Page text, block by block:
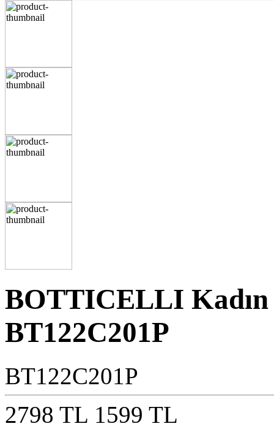
BOTTICELLI Kadın
BT122C201P
BT122C201P
2798 TL 1599 TL